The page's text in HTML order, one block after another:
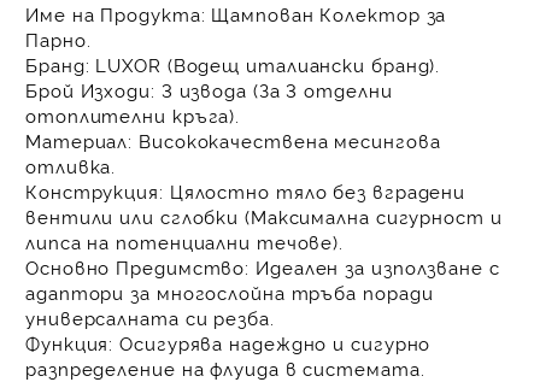
Име на Продукта: Щампован Колектор за
Парно.
Бранд: LUXOR (Водещ италиански бранд).
Брой Изходи: 3 извода (За 3 отделни
отоплителни кръга).
Материал: Висококачествена месингова
отливка
Конструкция: Цялостно тяло без вградени
вентили или сглобки (Максимална сигурност и
липса на потенциални течове).
Основно Предимство: Идеален за използване с
адаптори за многослойна тръба поради
универсалната си резба.
Функция: Осигурява надеждно и сигурно
разпределение на флуида в системата.
на поръчката се
равни месечни
За покупки на
/ €1022.61